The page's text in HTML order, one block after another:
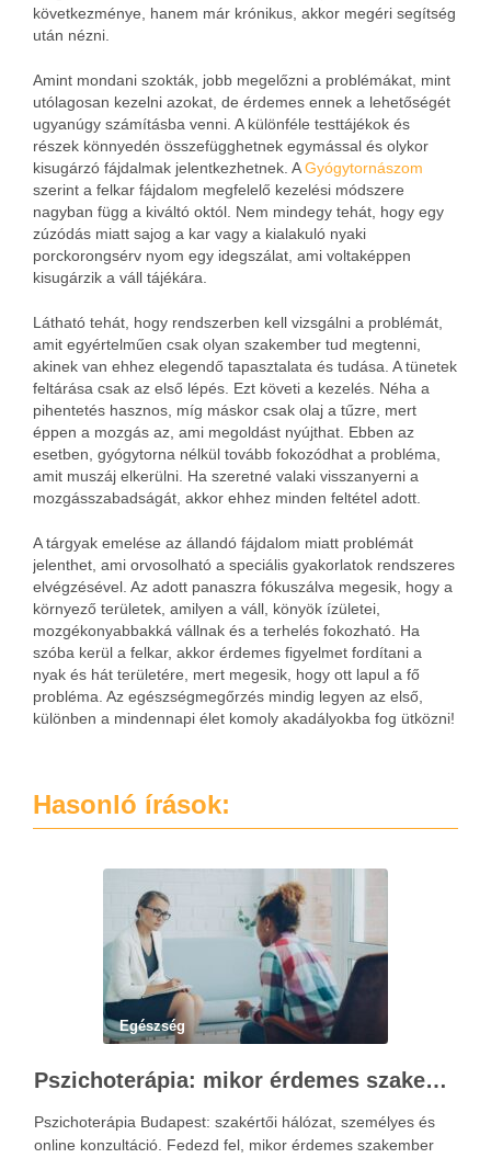
következménye, hanem már krónikus, akkor megéri segítség
után nézni.
Amint mondani szokták, jobb megelőzni a problémákat, mint
utólagosan kezelni azokat, de érdemes ennek a lehetőségét
ugyanúgy számításba venni. A különféle testtájékok és
részek könnyedén összefügghetnek egymással és olykor
kisugárzó fájdalmak jelentkezhetnek. AGyógytornászom
szerint a felkar fájdalom megfelelő kezelési módszere
nagyban függ a kiváltó októl. Nem mindegy tehát, hogy egy
zúzódás miatt sajog a kar vagy a kialakuló nyaki
porckorongsérv nyom egy idegszálat, ami voltaképpen
kisugárzik a váll tájékára.
Látható tehát, hogy rendszerben kell vizsgálni a problémát,
amit egyértelműen csak olyan szakember tud megtenni,
akinek van ehhez elegendő tapasztalata és tudása. A tünetek
feltárása csak az első lépés. Ezt követi a kezelés. Néha a
pihentetés hasznos, míg máskor csak olaj a tűzre, mert
éppen a mozgás az, ami megoldást nyújthat. Ebben az
esetben, gyógytorna nélkül tovább fokozódhat a probléma,
amit muszáj elkerülni. Ha szeretné valaki visszanyerni a
mozgásszabadságát, akkor ehhez minden feltétel adott.
A tárgyak emelése az állandó fájdalom miatt problémát
jelenthet, ami orvosolható a speciális gyakorlatok rendszeres
elvégzésével. Az adott panaszra fókuszálva megesik, hogy a
környező területek, amilyen a váll, könyök ízületei,
mozgékonyabbakká vállnak és a terhelés fokozható. Ha
szóba kerül a felkar, akkor érdemes figyelmet fordítani a
nyak és hát területére, mert megesik, hogy ott lapul a fő
probléma. Az egészségmegőrzés mindig legyen az első,
különben a mindennapi élet komoly akadályokba fog ütközni!
Hasonló írások:
Egészség
Pszichoterápia: mikor érdemes szakember segítségét kérni?
Pszichoterápia Budapest: szakértői hálózat, személyes és
online konzultáció. Fedezd fel, mikor érdemes szakember